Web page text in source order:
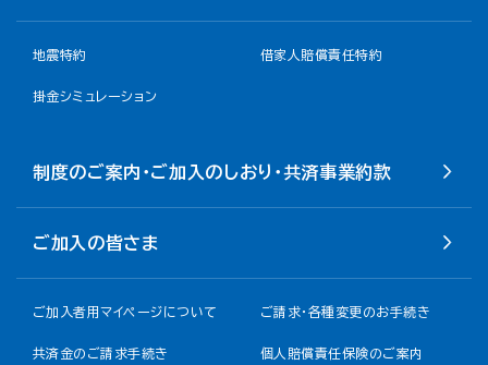
地震特約 借家人賠償責任特約
掛金シミュレーション
制度のご案内・ご加入のしおり・共済事業約款
ご加入の皆さま
ご加入者用マイページについて ご請求・各種変更のお手続き
共済金のご請求手続き 個人賠償責任保険のご案内